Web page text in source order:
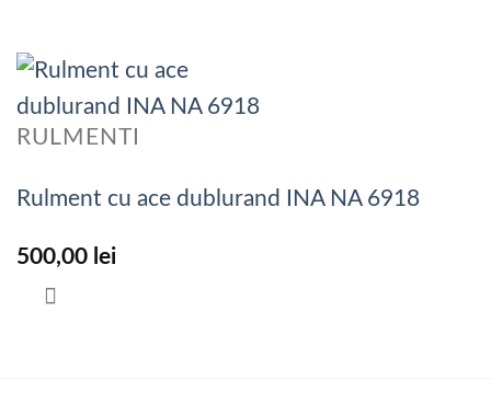
RULMENTI
Rulment cu ace dublurand INA NA 6918
500,00 lei